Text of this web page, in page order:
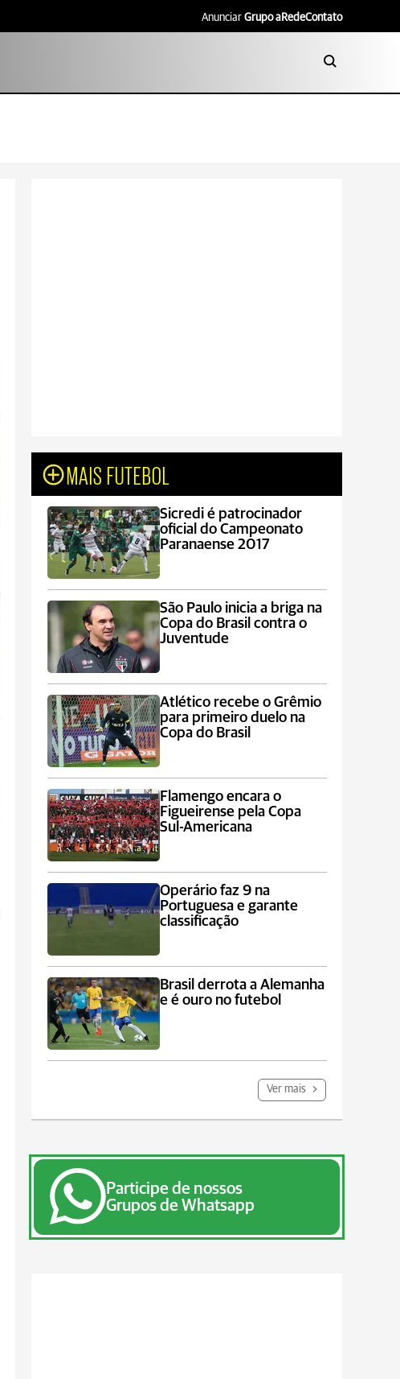
Anunciar Grupo aRedeContato
MAIS FUTEBOL
Sicredi é patrocinador
oficial do Campeonato
Paranaense 2017
São Paulo inicia a briga na
Copa do Brasil contra o
Juventude
Atlético recebe o Grêmio
para primeiro duelo na
Copa do Brasil
Flamengo encara o
Figueirense pela Copa
Sul-Americana
Operário faz 9 na
Portuguesa e garante
classificação
Brasil derrota a Alemanha
e é ouro no futebol
Ver mais
Participe de nossos
Grupos de Whatsapp